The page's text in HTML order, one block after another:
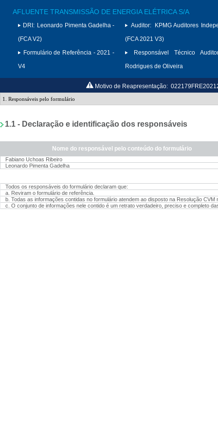
AFLUENTE TRANSMISSÃO DE ENERGIA ELÉTRICA S/A
DRI: Leonardo Pimenta Gadelha -
(FCA V2)
Formulário de Referência - 2021 -
V4
Auditor:
KPMG Auditores
(FCA 2021 V3)
Responsável Técnico
Rodrigues de Oliveira
Motivo de Reapresentação: